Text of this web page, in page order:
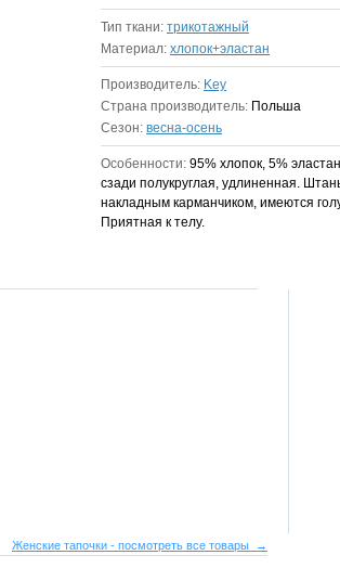
Тип ткани: трикотажный
Материал: хлопок+эластан
Производитель: Key
Страна производитель: Польша
Сезон: весна-осень
Особенности: 95% хлопок, 5%
сзади полукруглая, удлиненная.
накладным карманчиком, имеются
Приятная к телу.
Женские тапочки - посмотреть все товары →